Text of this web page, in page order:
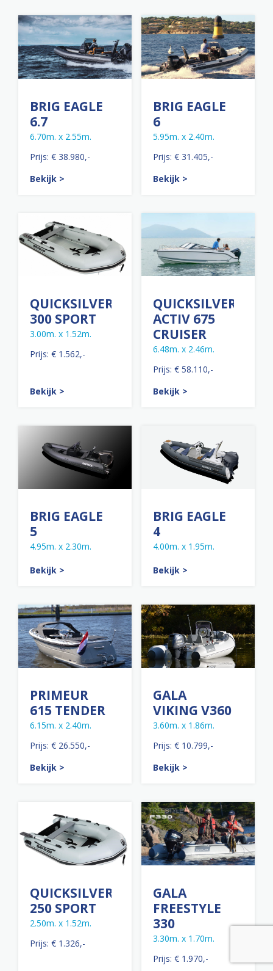
BRIG EAGLE
6.7
6.70m. x 2.55m.
Prijs: € 38.980,-
Bekijk >
BRIG EAGLE
6
5.95m. x 2.40m.
Prijs: € 31.405,-
Bekijk >
QUICKSILVER
300 SPORT
3.00m. x 1.52m.
Prijs: € 1.562,-
Bekijk >
QUICKSILVER
ACTIV 675
CRUISER
6.48m. x 2.46m.
Prijs: € 58.110,-
Bekijk >
BRIG EAGLE
5
4.95m. x 2.30m.
Bekijk >
BRIG EAGLE
4
4.00m. x 1.95m.
Bekijk >
PRIMEUR
615 TENDER
6.15m. x 2.40m.
Prijs: € 26.550,-
Bekijk >
GALA
VIKING V360
3.60m. x 1.86m.
Prijs: € 10.799,-
Bekijk >
QUICKSILVER
250 SPORT
2.50m. x 1.52m.
Prijs: € 1.326,-
GALA
FREESTYLE
330
3.30m. x 1.70m.
Prijs: € 1.970,-